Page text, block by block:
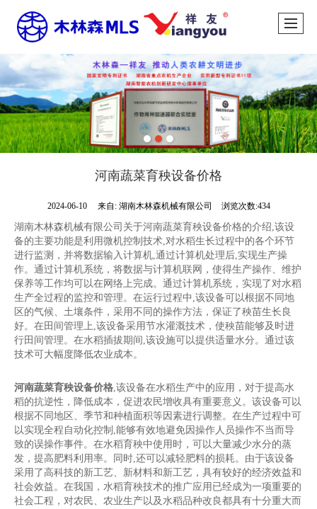
河南蔬菜育秧设备价格
2024-06-10 来自: 湖南木林森机械有限公司 浏览次数:434
湖南木林森机械有限公司关于河南蔬菜育秧设备价格的介绍,该设
备的主要功能是利用微机控制技术,对水稻生长过程中的各个环节
进行监测，并将数据输入计算机,通过计算机处理后,实现生产操
作。通过计算机系统，将数据与计算机联网，使得生产操作、维护
保养等工作均可以在网络上完成。通过计算机系统，实现了对水稻
生产全过程的监控和管理。在运行过程中,该设备可以根据不同地
区的气候、土壤条件，采用不同的操作方法，保证了秧苗生长良
好。在田间管理上,该设备采用节水灌溉技术，使秧苗能够及时进
行田间管理。在水稻插拔期间,该设施可以提供适量水分。通过该
技术可大幅度降低农业成本。
河南蔬菜育秧设备价格,该设备在水稻生产中的应用，对于提高水
稻的抗逆性，降低成本，促进农民增收具有重要意义。该设备可以
根据不同地区、季节和种植面积等因素进行调整。在生产过程中可
以实现全程自动化控制,能够有效地避免因操作人员操作不当而导
致的误操作事件。在水稻育秧中使用时，可以大量减少水分的蒸
发，提高肥料利用率。同时,还可以减轻肥料的损耗。由于该设备
采用了高科技的新工艺、新材料和新工艺，具有较好的经济效益和
社会效益。在我国，水稻育秧技术的推广应用已经成为一项重要的
社会工程，对农民、农业生产以及水稻品种改良都具有十分重大而